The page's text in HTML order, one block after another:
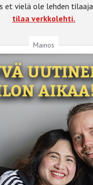
et vielä ole lehden tilaaja,
tilaa verkkolehti.
Mainos